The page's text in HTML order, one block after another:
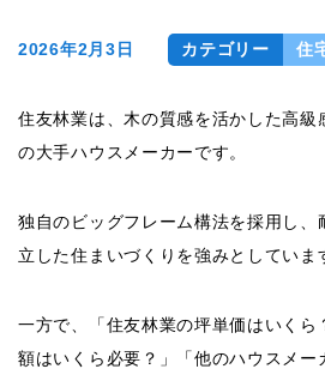
2026年2月3日 カテゴリー 住
住友林業は、木の質感を活かした高級
の大手ハウスメーカーです。
独自のビッグフレーム構法を採用し、
立した住まいづくりを強みとしていま
一方で、「住友林業の坪単価はいくら
額はいくら必要？」「他のハウスメー